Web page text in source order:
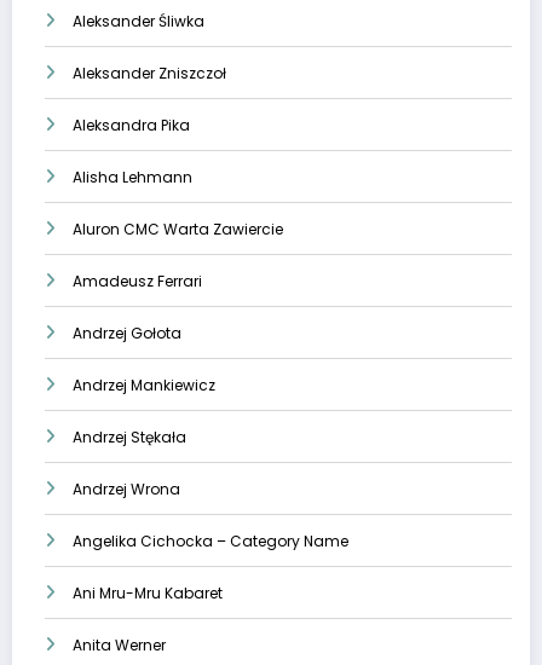
Aleksander Śliwka
Aleksander Zniszczoł
Aleksandra Pika
Alisha Lehmann
Aluron CMC Warta Zawiercie
Amadeusz Ferrari
Andrzej Gołota
Andrzej Mankiewicz
Andrzej Stękała
Andrzej Wrona
Angelika Cichocka – Category Name
Ani Mru-Mru Kabaret
Anita Werner